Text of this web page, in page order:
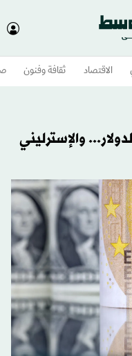
الاقتصاد ثقافة وفنون
والإسترليني